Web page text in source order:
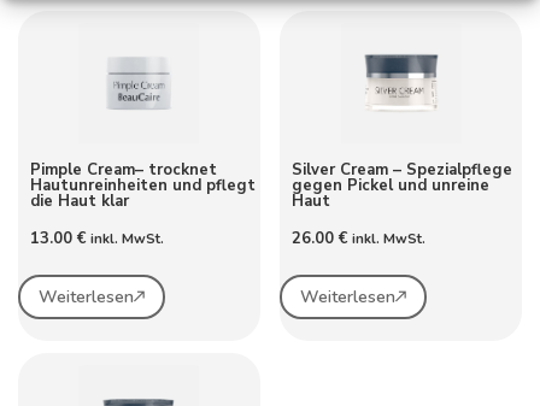
Pimple Cream– trocknet
Hautunreinheiten und pflegt
die Haut klar
13.00 € inkl. MwSt.
Weiterlesen
Silver Cream – Spezialpflege
gegen Pickel und unreine
Haut
26.00€ inkl. MwSt.
Weiterlesen